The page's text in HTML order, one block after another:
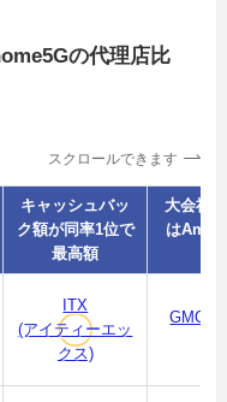
の代理店比
スクロールできます
キャッシュバッ
ク額が同率1位で
最高額
大会社
は
ITX
(アイティーエッ
クス)
GMOと